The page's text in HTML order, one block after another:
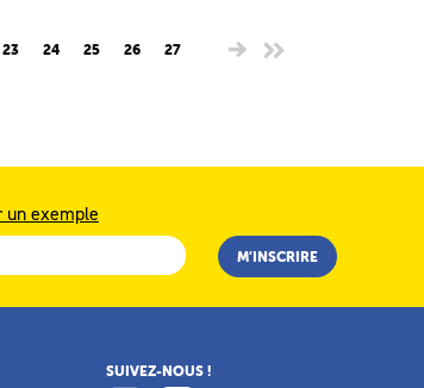
23 24 25 26 27
un exemple
SUIVEZ-NOUS !